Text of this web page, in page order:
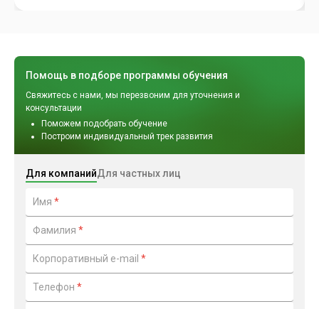
Помощь в подборе программы обучения
Свяжитесь с нами, мы перезвоним для уточнения и
консультации
Поможем подобрать обучение
Построим индивидуальный трек развития
Для компанийДля частных лиц
Имя *
Фамилия *
Корпоративный e-mail *
Телефон *